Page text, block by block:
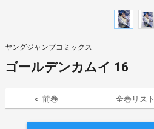
ヤングジャンプコミックス
ゴールデンカムイ 16
前巻 全巻リスト